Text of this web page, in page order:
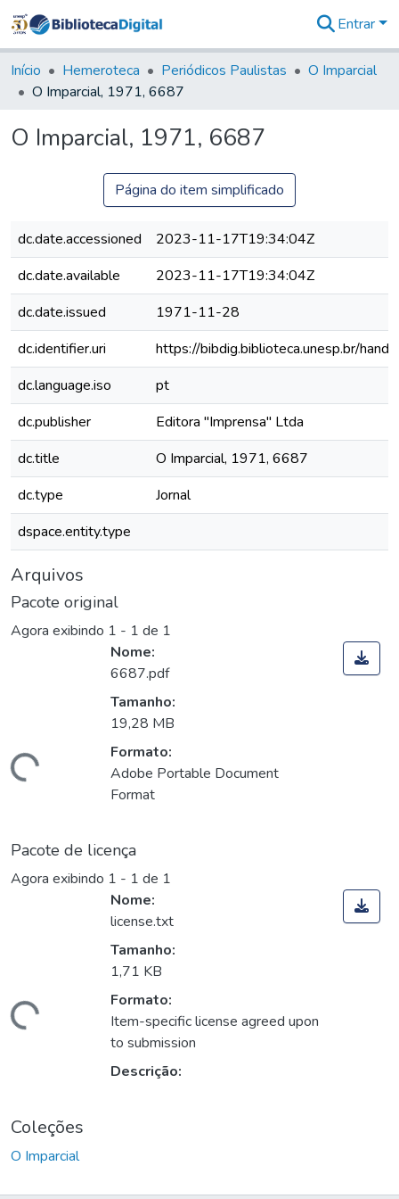
&
Coleções
Tudo na
Digital
Entrar
Início Hemeroteca Periódicos Paulistas
O Imparcial
O Imparcial, 1971, 6687
O Imparcial, 1971, 6687
Página do item simplificado
dc.date.accessioned
2023-11-17T19:34:04Z
dc.date.available
2023-11-17T19:34:04Z
dc.date.issued
1971-11-28
dc.identifier.uri
https://bibdig.biblioteca.unesp.br/
dc.language.iso
pt
dc.publisher
Editora "Imprensa" Ltda
dc.title
O Imparcial, 1971, 6687
dc.type
Jornal
dspace.entity.type
Arquivos
Pacote original
Agora exibindo 1 - 1 de 1
Carregando...
Nome:
6687.pdf
Tamanho:
19,28 MB
Formato:
Adobe Portable Document
Format
Pacote de licença
Agora exibindo 1 - 1 de 1
Carregando...
Nome:
license.txt
Tamanho:
1,71 KB
Formato:
Item-specific license agreed upon
to submission
Descrição:
Coleções
O Imparcial